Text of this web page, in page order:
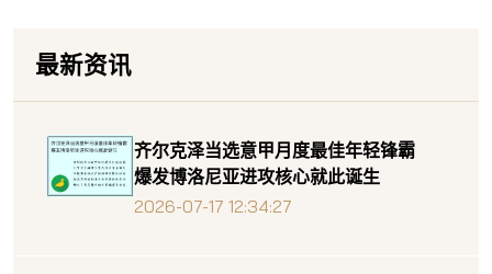
最新资讯
齐尔克泽当选意甲月度最佳年轻锋霸
爆发博洛尼亚进攻核心就此诞生
2026-07-17 12:34:27